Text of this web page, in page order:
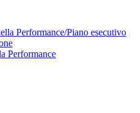
Performance/Piano esecutivo
Performance